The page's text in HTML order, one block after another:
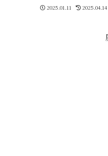
11/15（五）～11/19（二）的遊記
2025.01.11 2025.04.14